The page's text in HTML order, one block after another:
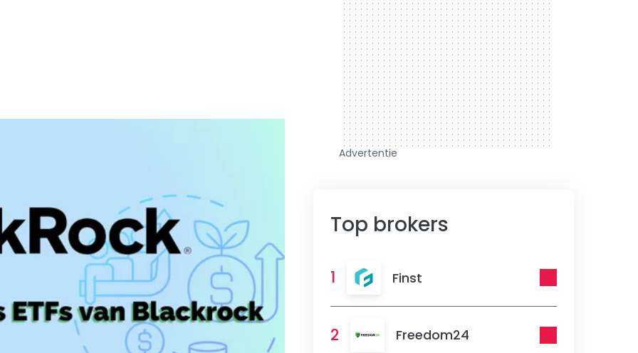
Advertentie
Top brokers
1 Finst
2 Freedom24